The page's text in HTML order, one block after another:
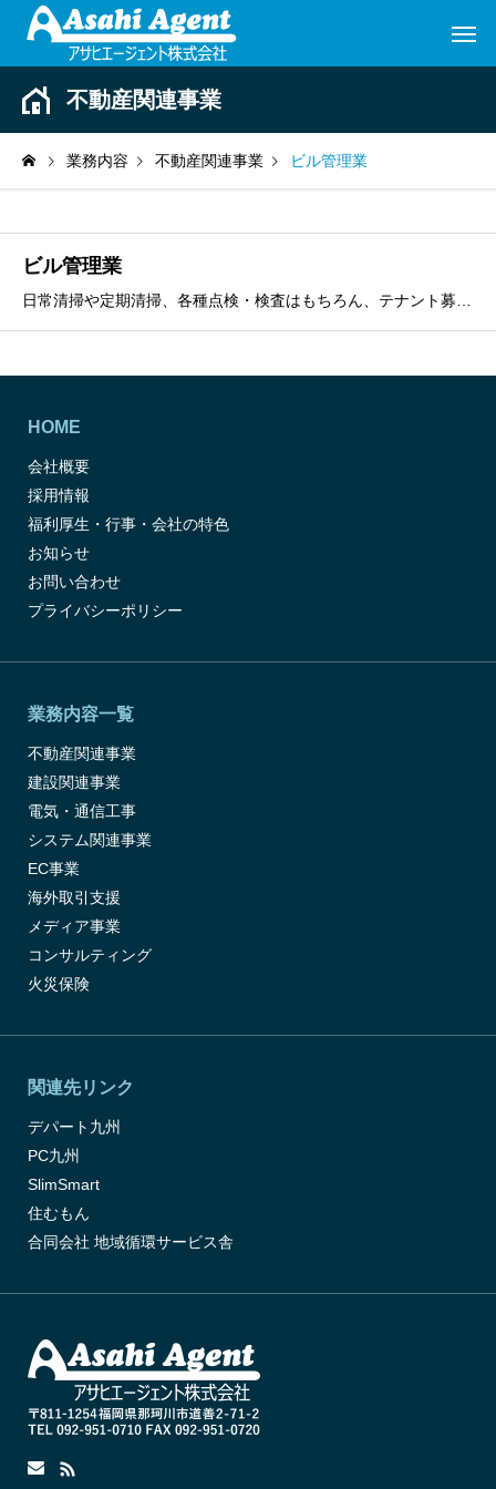
不動産関連事業
業務内容 不動産関連事業 ビル管理業
ビル管理業
HOME
会社概要
採用情報
福利厚生・行事・会社の特色
お知らせ
お問い合わせ
プライバシーポリシー
業務内容一覧
不動産関連事業
建設関連事業
電気・通信工事
システム関連事業
EC事業
海外取引支援
メディア事業
コンサルティング
火災保険
関連先リンク
デパート九州
PC九州
SlimSmart
住むもん
合同会社 地域循環サービス舎